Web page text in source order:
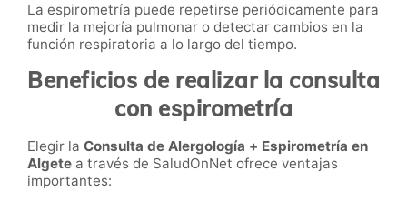
La espirometría puede repetirse periódicamente para
medir la mejoría pulmonar o detectar cambios en la
función respiratoria a lo largo del tiempo.
Beneficios de realizar la consulta
con espirometría
Elegir la Consulta de Alergología + Espirometría en
Algete a través de SaludOnNet ofrece ventajas
importantes: